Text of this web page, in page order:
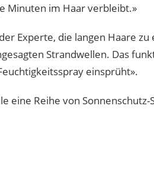
Minuten im Haar verbleibt.»
Experte, die langen Haare
Strandwellen. Das
einsprüht».
eine Reihe von Sonnenschutz-